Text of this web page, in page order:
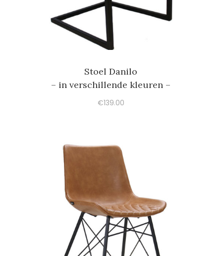
Stoel Danilo
– in verschillende kleuren –
€139.00